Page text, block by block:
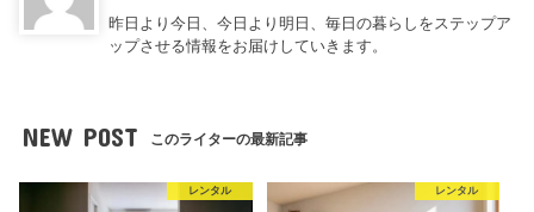
昨日より今日、今日より明日、毎日の暮らしをステップア
ップさせる情報をお届けしていきます。
NEW POST このライターの最新記事
レンタル レンタル